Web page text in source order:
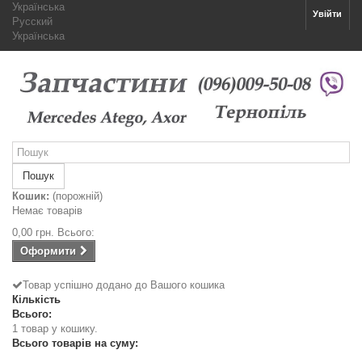
Увійти
Українська
Русский
Українська
Пошук
Кошик: (порожній)
Немає товарів
0,00 грн.
Всього:
Оформити
Товар успішно додано до Вашого кошика
Кількість
Всього:
1 товар у кошику.
Всього товарів на суму: